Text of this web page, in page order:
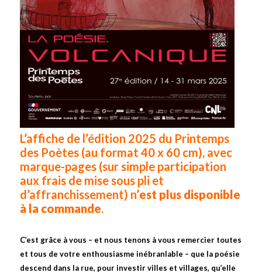
L’affiche de l’édition 2025 du Printemps
des Poètes (au format 40 x 60 cm), avec
marque-pages (sur simple participation
aux frais de mise sous pli et
d’affranchissement) n’est plus disponible
à la commande.
C’est grâce à vous – et nous tenons à vous remercier toutes
et tous de votre enthousiasme inébranlable – que la poésie
descend dans la rue, pour investir villes et villages, qu’elle